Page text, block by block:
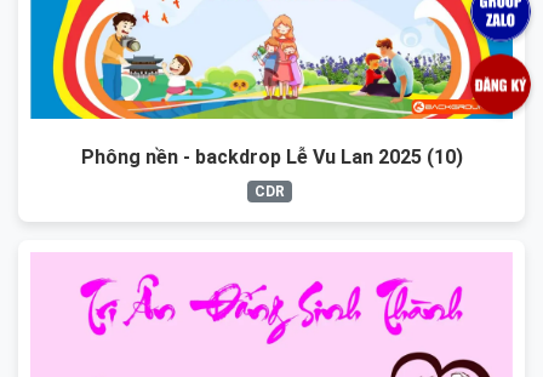
Phông nền - backdrop Lễ Vu Lan 2025 (10)
CDR